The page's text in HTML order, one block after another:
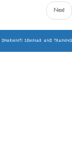
Next
DHARMNITI SEMINAR AND